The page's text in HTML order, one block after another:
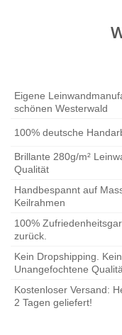
Eigene
schönen Westerwald
100% deutsche
Brillante 280g/m²
Qualität
Handbespannt auf
Keilrahmen
100%
zurück.
Kein Dropshipping.
Unangefochtene
Kostenloser Versand:
2 Tagen geliefert!